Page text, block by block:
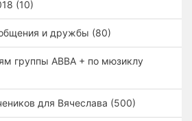
(10)
и дружбы (80)
группы ABBA + по мюзиклу
для Вячеслава (500)